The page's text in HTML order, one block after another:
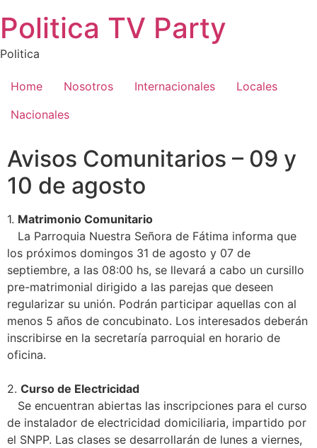
al
contenido
Politica TV Party
Politica
Home Nosotros Internacionales
Locales
Nacionales
Avisos Comunitarios – 09 y
10 de agosto
1. Matrimonio Comunitario
La Parroquia Nuestra Señora de Fátima informa que
los próximos domingos 31 de agosto y 07 de
septiembre, a las 08:00 hs, se llevará a cabo un cursillo
pre-matrimonial dirigido a las parejas que deseen
regularizar su unión. Podrán participar aquellas con al
menos 5 años de concubinato. Los interesados deberán
inscribirse en la secretaría parroquial en horario de
oficina.
2. Curso de Electricidad
Se encuentran abiertas las inscripciones para el curso
de instalador de electricidad domiciliaria, impartido por
el SNPP. Las clases se desarrollarán de lunes a viernes,